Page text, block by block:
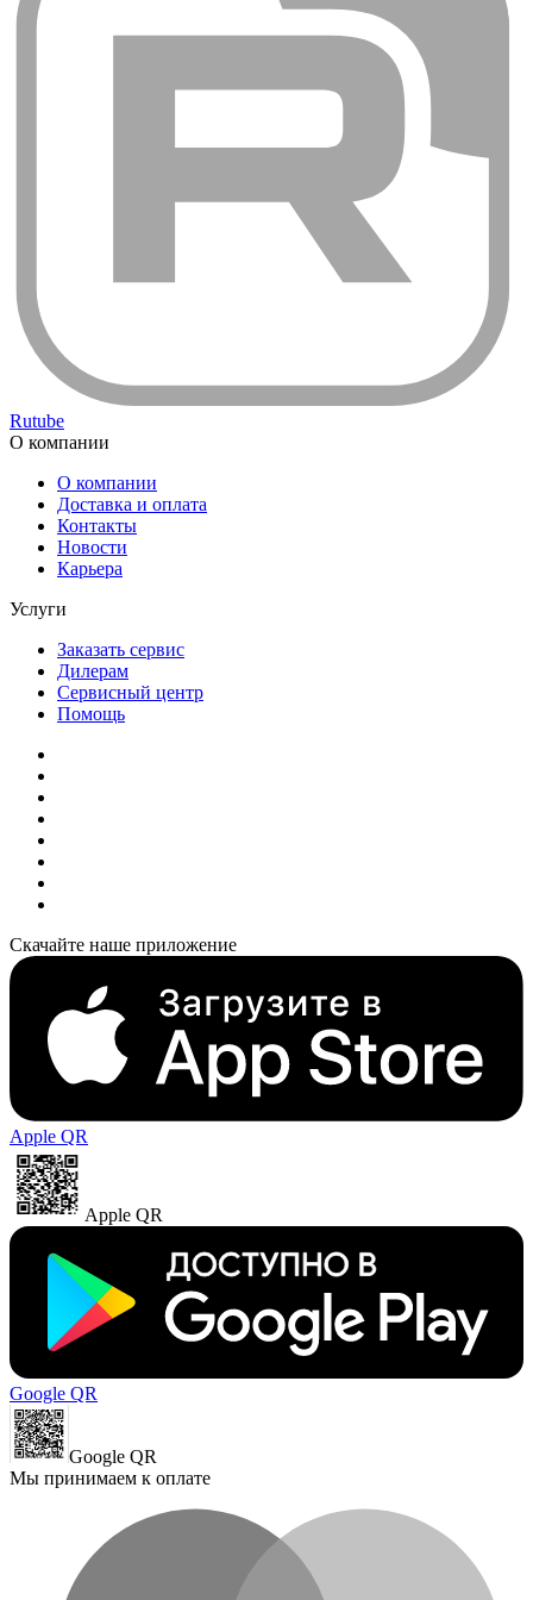
Rutube
О компании
О компании
Доставка и оплата
Контакты
Новости
Карьера
Услуги
Заказать сервис
Дилерам
Сервисный центр
Помощь
Скачайте наше приложение
Apple QR
Apple QR
Google QR
Google QR
Мы принимаем к оплате